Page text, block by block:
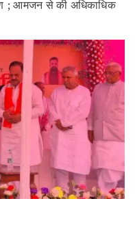
; आमजन से की अधिकाधिक